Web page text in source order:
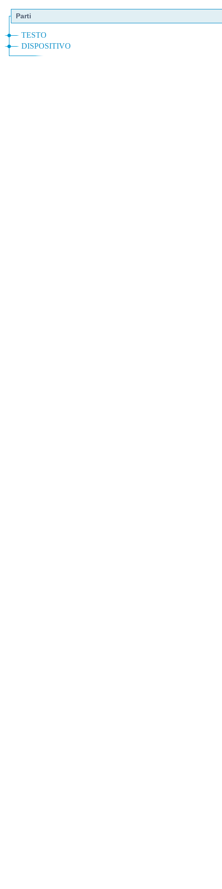
Parti
TESTO
DISPOSITIVO